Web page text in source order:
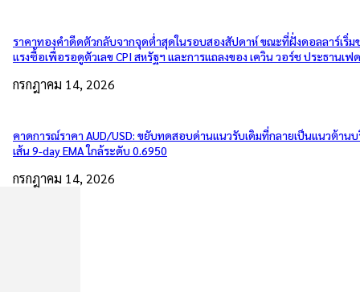
ราคาทองคำดีดตัวกลับจากจุดต่ำสุดในรอบสองสัปดาห์ ขณะที่ฝั่งดอลลาร์เริ่ม
แรงซื้อเพื่อรอดูตัวเลข CPI สหรัฐฯ และการแถลงของ เควิน วอร์ช ประธานเฟด
กรกฎาคม 14, 2026
คาดการณ์ราคา AUD/USD: ขยับทดสอบด่านแนวรับเดิมที่กลายเป็นแนวต้านบ
เส้น 9-day EMA ใกล้ระดับ 0.6950
กรกฎาคม 14, 2026